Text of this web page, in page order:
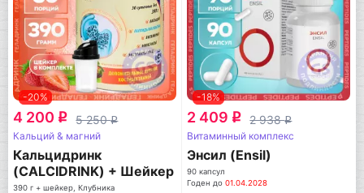
-20%
4 200 q 5 250q
Кальций & магний
Кальцидринк
(CALCIDRINK) + Шейкер
390 г + шейкер, Клубника
-18%
2 409 q 2 938q
Витаминный комплекс
Энсил (Ensil)
90 капсул
Годен до01.04.2028